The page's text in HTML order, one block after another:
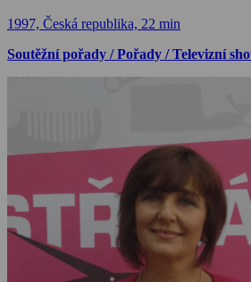
1997, Česká republika, 22 min
Soutěžní pořady / Pořady / Televizní